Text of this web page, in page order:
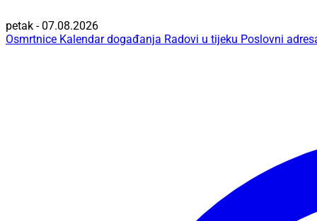
petak - 07.08.2026
Osmrtnice Kalendar događanja Radovi u tijeku Poslovni